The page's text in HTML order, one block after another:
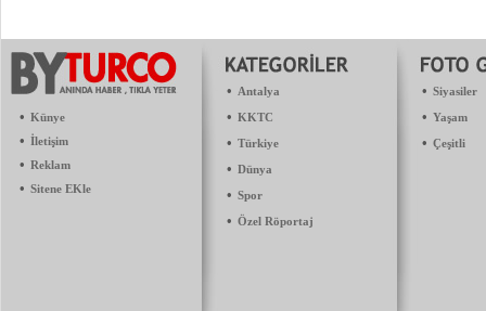
• Künye
• İletişim
• Reklam
• Sitene EKle
• Antalya
• KKTC
• Türkiye
• Dünya
• Spor
• Özel Röportaj
• Siyasiler
• Yaşam
• Çeşitli